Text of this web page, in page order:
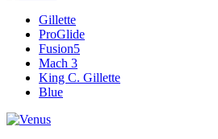
Gillette
ProGlide
Fusion5
Mach 3
King C. Gillette
Blue